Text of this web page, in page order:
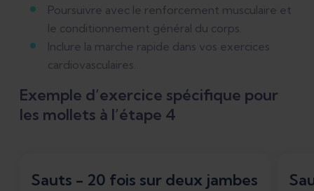
Poursuivre avec le renforcement musculaire et
le conditionnement général du corps.
Inclure la marche rapide dans vos exercices
cardiovasculaires.
Exemple d’exercice spécifique pour
les mollets à l’étape 4
Sauts - 20 fois sur deux jambes